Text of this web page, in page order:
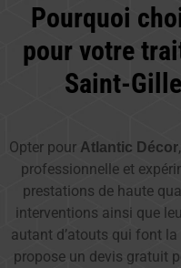
Pourquoi
pour votre
Saint-
Opter pour Atlantic Décor
professionnelle et
prestations de haute
interventions ainsi que
autant d’atouts qui font
propose un devis gratuit